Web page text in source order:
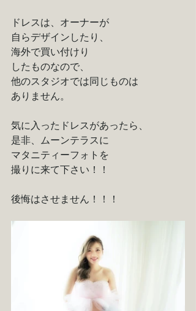
ドレスは、オーナーが
自らデザインしたり、
海外で買い付けり
したものなので、
他のスタジオでは同じものは
ありません。
気に入ったドレスがあったら、
是非、ムーンテラスに
マタニティーフォトを
撮りに来て下さい！！
後悔はさせません！！！